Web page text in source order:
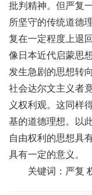
批判精神。但严复
所坚守的传统道德
复在一定程度上退
像日本近代启蒙思
发生急剧的思想转
社会达尔文主义者
义权利观。这同样
基的道德理想。以
自由权利的思想具
具有一定的意义。
关键词：严复